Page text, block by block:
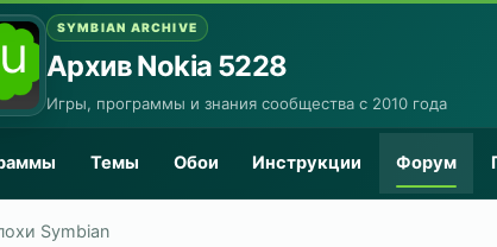
SYMBIAN ARCHIVE
Архив Nokia 5228
Игры, программы и знания сообщества с 2010 года
Темы Обои Инструкции Форум
Symbian